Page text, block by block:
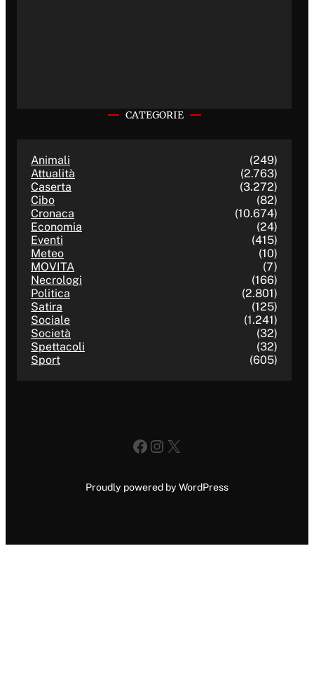
CATEGORIE
Animali
(249)
Attualità
(2.763)
Caserta
(3.272)
Cibo
(82)
Cronaca
(10.674)
Economia
(24)
Eventi
(415)
Meteo
(10)
MOVITA
(7)
Necrologi
(166)
Politica
(2.801)
Satira
(125)
Sociale
(1.241)
Società
(32)
Spettacoli
(32)
Sport
(605)
Facebook
Instagram
X
Proudly powered by WordPress